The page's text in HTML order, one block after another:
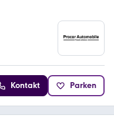
Kontakt Parken